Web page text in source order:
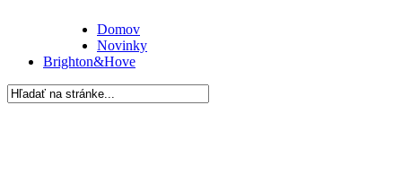
Domov
Novinky
Brighton&Hove